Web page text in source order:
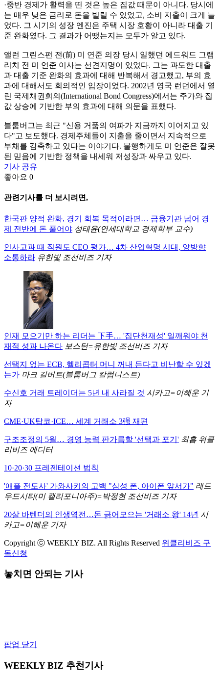
·중반 경제가 활력을 띤 것은 높은 집값 때문이 아니다. 당시에
는 매우 낮은 금리로 돈을 빌릴 수 있었고, 소비 지출이 크게 늘
었다. 그 시기의 성장 엔진은 주택 시장 호황이 아니라 대출 기
준 완화였다. 그 결과가 어땠는지는 모두가 알고 있다.
앨런 그린스펀 전(前) 미 연준 의장 당시 일했던 에드워드 그램
리치 전 미 연준 이사는 선견지명이 있었다. 그는 과도한 대출
과 대출 기준 완화의 효과에 대해 반복해서 경고했고, 부의 효
과에 대해서도 회의적인 입장이었다. 2002년 영국 런던에서 열
린 국제채권회의(International Bond Congress)에서는 주가와 집
값 상승에 기반한 부의 효과에 대해 의문을 표했다.
블룸버그는 최근 "신용 거품의 여파가 지금까지 이어지고 있
다"고 보도했다. 경제주체들이 지출을 줄이면서 지속적으로
부채를 감축하고 있다는 이야기다. 불행하게도 미 연준은 잘못
된 믿음에 기반한 정책을 내세워 저성장과 싸우고 있다.
기사 공유
좋아요 0
관련기사를 더 보시려면,
한국판 양적 완화, 경기 회복 목적이라면… 금융기관 넘어 경
제 전반에 돈 풀어야 성태윤(연세대학교 경제학부 교수)
인사고과 때 직원도 CEO 평가… 4차 산업혁명 시대, 양방향
소통하라 유한빛 조선비즈 기자
인재 모으기만 하는 리더는 下手… '집단천재성' 일깨워야 천
재적 성과 나온다 보스턴=유한빛 조선비즈 기자
선택지 없는 ECB, 헬리콥터 머니 꺼내 든다고 비난할 수 있겠
는가 마크 길버트(블룸버그 칼럼니스트)
수신호 거래 트레이더는 5년 내 사라질 것 시카고=이혜운 기
자
CME·UK탑코·ICE… 세계 거래소 3强 재편
구조조정의 5월… 경영 능력 판가름할 '선택과 포기' 최흡 위클
리비즈 에디터
10·20·30 프레젠테이션 법칙
'애플 전도사' 가와사키의 고백 "삼성 폰, 아이폰 앞서가" 레드
우드시티(미 캘리포니아주)=박정현 조선비즈 기자
20살 바텐더의 인생역전…돈 긁어모으는 '거래소 왕' 14년 시
카고=이혜운 기자
Copyright ⓒ WEEKLY BIZ. All Rights Reserved 위클리비즈 구
독신청
놓치면 안되는 기사
팝업 닫기
WEEKLY BIZ 추천기사